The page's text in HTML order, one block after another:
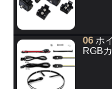
06 ホ
RGB